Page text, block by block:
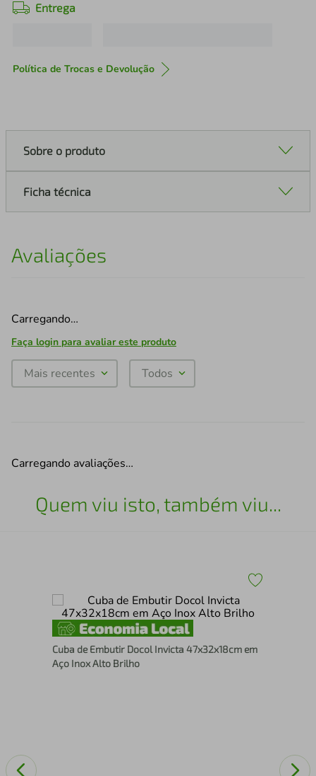
Entrega
Política de Trocas e Devolução
Sobre o produto
Ficha técnica
Avaliações
Carregando…
Faça login para avaliar este produto
Mais recentes Todos
Carregando avaliações…
Quem viu isto, também viu...
Cuba de Embutir Docol Invicta 47x32x18cm em
Aço Inox Alto Brilho